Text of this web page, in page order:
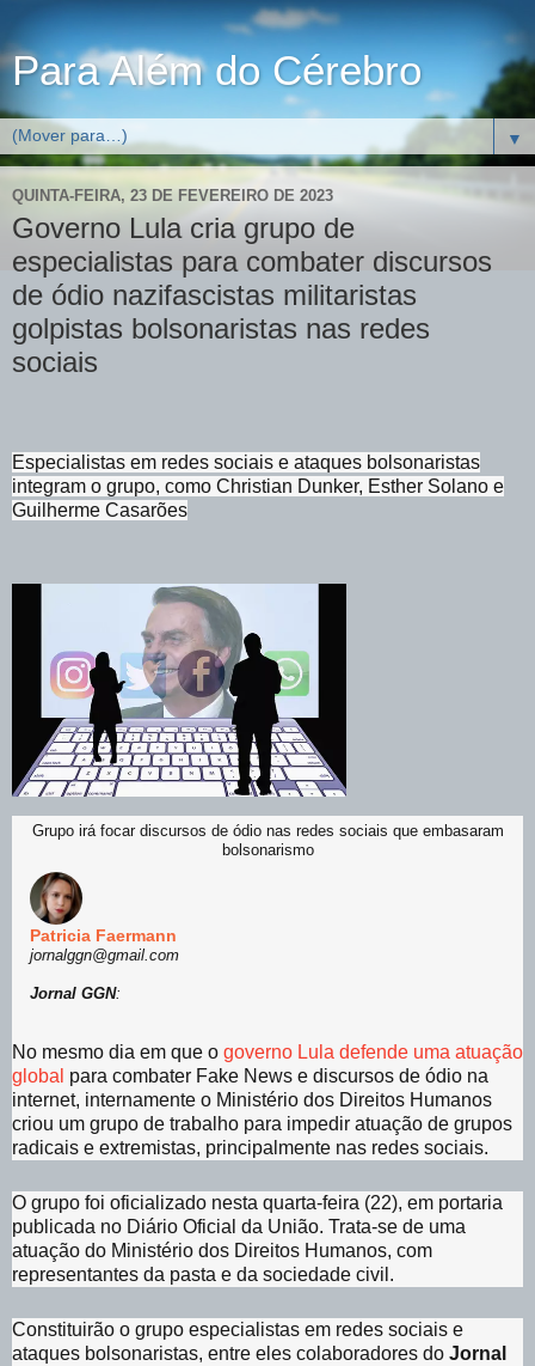
Para Além do Cérebro
▼
QUINTA-FEIRA, 23 DE FEVEREIRO DE 2023
Governo Lula cria grupo de
especialistas para combater discursos
de ódio nazifascistas militaristas
golpistas bolsonaristas nas redes
sociais
Especialistas em redes sociais e ataques bolsonaristas
integram o grupo, como Christian Dunker, Esther Solano e
Guilherme Casarões
Grupo irá focar discursos de ódio nas redes sociais que embasaram
bolsonarismo
Patricia Faermann
jornalggn@gmail.com
Jornal GGN:
No mesmo dia em que o governo Lula defende uma atuação
global para combater Fake News e discursos de ódio na
internet, internamente o Ministério dos Direitos Humanos
criou um grupo de trabalho para impedir atuação de grupos
radicais e extremistas, principalmente nas redes sociais.
O grupo foi oficializado nesta quarta-feira (22), em portaria
publicada no Diário Oficial da União. Trata-se de uma
atuação do Ministério dos Direitos Humanos, com
representantes da pasta e da sociedade civil.
Constituirão o grupo especialistas em redes sociais e
ataques bolsonaristas, entre eles colaboradores do Jornal